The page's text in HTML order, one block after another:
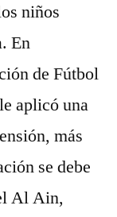
niños
En
de Fútbol
aplicó una
más
se debe
Al Ain,